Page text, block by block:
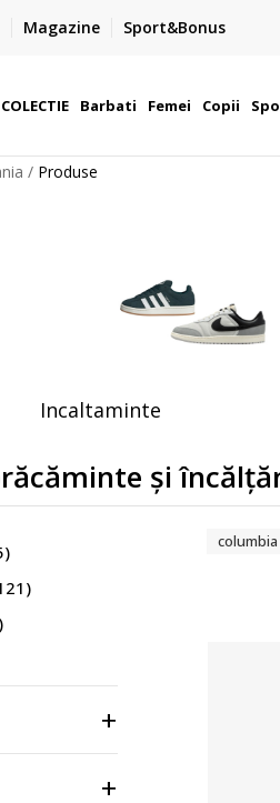
Magazine Sport&Bonus
in siguranta prin WSPay - Visa,
Barbati Femei Copii
Produse
Incaltaminte
și
columbia